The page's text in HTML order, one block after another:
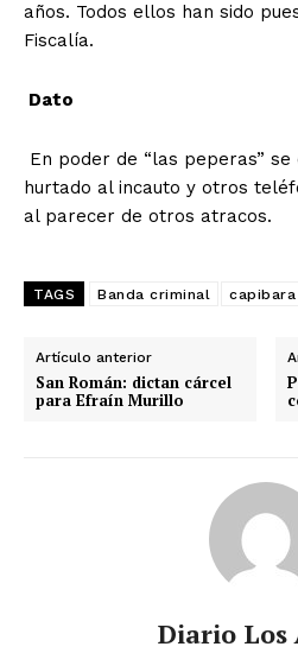
años. Todos ellos han sido
Fiscalía.
Dato
En poder de “las peperas”
hurtado al incauto y otros
al parecer de otros atracos.
TAGS Banda criminal capibara
Artículo anterior
San Román: dictan cárcel
para Efraín Murillo
Diario Los